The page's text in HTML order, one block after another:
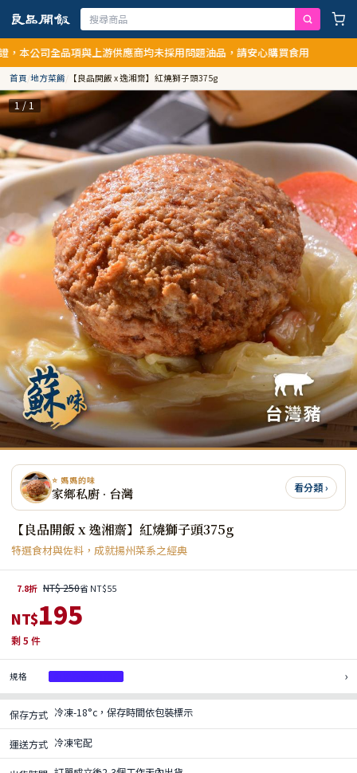
公司全品項與上游供應商均未採用問題油品，請安心購買食用
首頁/地方菜餚/ 【良品開飯 x 逸湘齋】紅燒獅子頭375g
1 / 1
⭐ 媽媽的味
家鄉私廚 · 台灣 看分類 ›
【良品開飯 x 逸湘齋】紅燒獅子頭375g
特選食材與佐料，成就揚州菜系之經典
7.8折 NT$ 250省 NT$55
NT$195
剩5 件
規格 ›
保存方式 冷凍-18°c，保存時間依包裝標示
運送方式 冷凍宅配